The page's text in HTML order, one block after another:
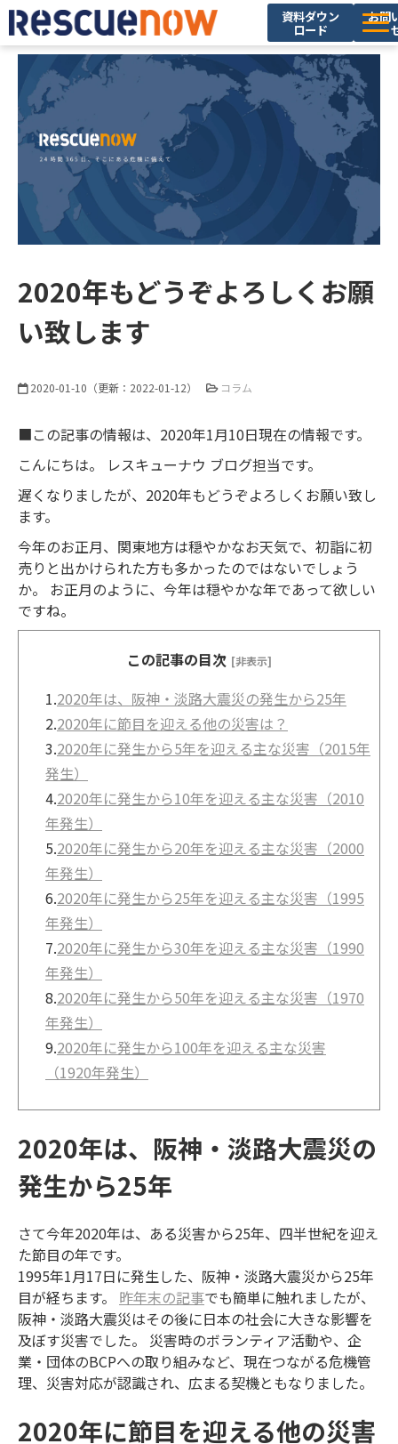
資料ダウン
ロード
お問
サービス
導入実績
セミナー・イベント
お役立ち資料
ニュース
企業情報
2020年もどうぞよろしくお願
い致します
2020-01-10 （更新： 2022-01-12） コラム
■この記事の情報は、2020年1月10日現在の情報です。
こんにちは。 レスキューナウ ブログ担当です。
遅くなりましたが、2020年もどうぞよろしくお願い致し
ます。
今年のお正月、関東地方は穏やかなお天気で、初詣に初
売りと出かけられた方も多かったのではないでしょう
か。 お正月のように、今年は穏やかな年であって欲しい
ですね。
この記事の目次 [非表示]
1.2020年は、阪神・淡路大震災の発生から25年
2.2020年に節目を迎える他の災害は？
3.2020年に発生から5年を迎える主な災害（2015年
発生）
4.2020年に発生から10年を迎える主な災害（2010
年発生）
5.2020年に発生から20年を迎える主な災害（2000
年発生）
6.2020年に発生から25年を迎える主な災害（1995
年発生）
7.2020年に発生から30年を迎える主な災害（1990
年発生）
8.2020年に発生から50年を迎える主な災害（1970
年発生）
9.2020年に発生から100年を迎える主な災害
（1920年発生）
2020年は、阪神・淡路大震災の
発生から25年
さて今年2020年は、ある災害から25年、四半世紀を迎え
た節目の年です。
1995年1月17日に発生した、阪神・淡路大震災から25年
目が経ちます。 昨年末の記事でも簡単に触れましたが、
阪神・淡路大震災はその後に日本の社会に大きな影響を
及ぼす災害でした。 災害時のボランティア活動や、企
業・団体のBCPへの取り組みなど、現在つながる危機管
理、災害対応が認識され、広まる契機ともなりました。
2020年に節目を迎える他の災害